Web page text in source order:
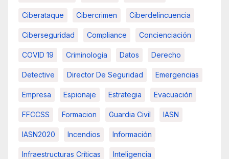
Ciberataque Cibercrimen Ciberdelincuencia
Ciberseguridad Compliance Concienciación
COVID 19 Criminologia Datos Derecho
Detective Director De Seguridad Emergencias
Empresa Espionaje Estrategia Evacuación
FFCCSS Formacion Guardia Civil IASN
IASN2020 Incendios Información
Infraestructuras Críticas Inteligencia